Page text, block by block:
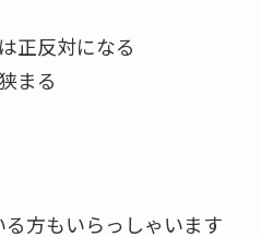
正反対になる
まる
方もいらっしゃいます